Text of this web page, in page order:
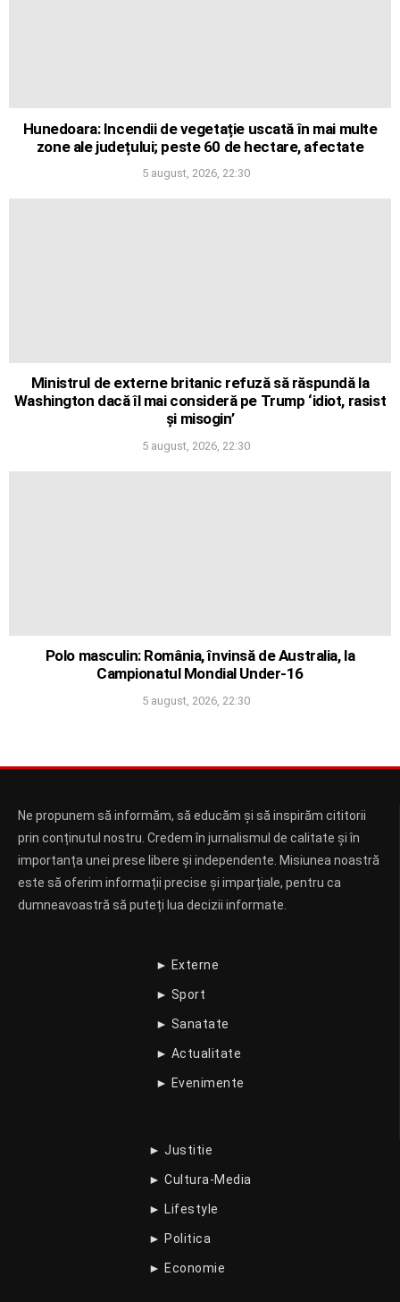
Hunedoara: Incendii de vegetație uscată în mai multe
zone ale județului; peste 60 de hectare, afectate
5 august, 2026, 22:30
Ministrul de externe britanic refuză să răspundă la
Washington dacă îl mai consideră pe Trump ‘idiot, rasist
și misogin’
5 august, 2026, 22:30
Polo masculin: România, învinsă de Australia, la
Campionatul Mondial Under-16
5 august, 2026, 22:30
Ne propunem să informăm, să educăm și să inspirăm cititorii
prin conținutul nostru. Credem în jurnalismul de calitate și în
importanța unei prese libere și independente. Misiunea noastră
este să oferim informații precise și imparțiale, pentru ca
dumneavoastră să puteți lua decizii informate.
► Externe
► Sport
► Sanatate
► Actualitate
► Evenimente
► Justitie
► Cultura-Media
► Lifestyle
► Politica
► Economie